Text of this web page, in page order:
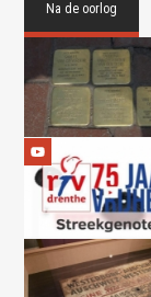
Na de oorlog